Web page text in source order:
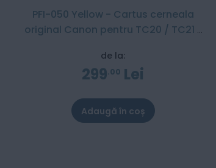
PFI-050 Yellow - Cartus cerneala
original Canon pentru TC20 / TC21 /
de la:
299 00 Lei
Adaugă în coș